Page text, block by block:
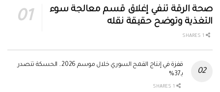
صحة الرقة تنفي إغلاق قسم معالجة سوء
التغذية وتوضح حقيقة نقله
قفزة في إنتاج القمح السوري خلال موسم 2026.. الحسكة تتصدر
بـ37%